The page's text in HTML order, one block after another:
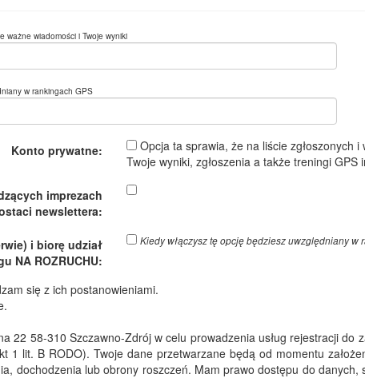
ważne wiadomości i Twoje wyniki
w rankingach GPS
Konto prywatne:
Opcja ta sprawia, że na liście zgłoszonych
Twoje wyniki, zgłoszenia a także treningi GPS
imprezach
newslettera:
i biorę udział
NA ROZRUCHU:
Kiedy włączysz tę opcję będziesz uwzględniany w
się z ich postanowieniami.
22 58-310 Szczawno-Zdrój w celu prowadzenia usług rejestracji do
1 lit. B RODO). Twoje dane przetwarzane będą od momentu
dochodzenia lub obrony roszczeń. Mam prawo dostępu do